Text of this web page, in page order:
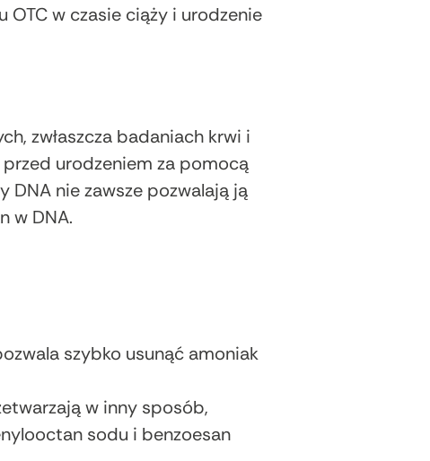
w czasie ciąży i urodzenie
zwłaszcza badaniach krwi i
urodzeniem za pomocą
nie zawsze pozwalają ją
w DNA.
szybko usunąć amoniak
w inny sposób,
sodu i benzoesan